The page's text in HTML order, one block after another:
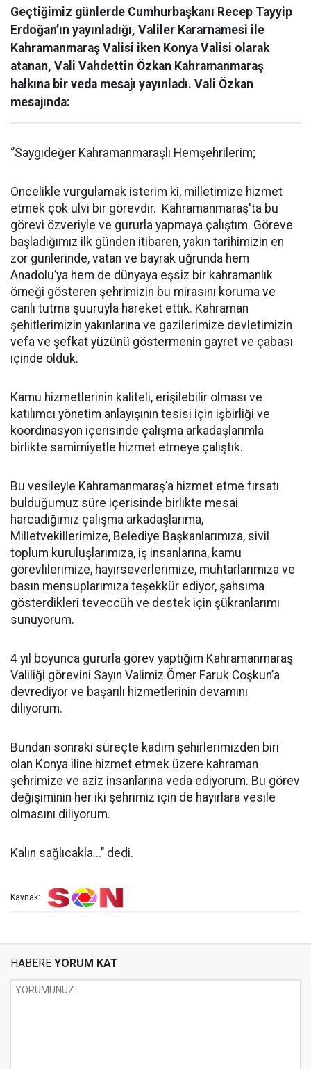
Geçtiğimiz günlerde Cumhurbaşkanı Recep Tayyip
Erdoğan’ın yayınladığı, Valiler Kararnamesi ile
Kahramanmaraş Valisi iken Konya Valisi olarak
atanan, Vali Vahdettin Özkan Kahramanmaraş
halkına bir veda mesajı yayınladı. Vali Özkan
mesajında:
‘’Saygıdeğer Kahramanmaraşlı Hemşehrilerim;
Öncelikle vurgulamak isterim ki, milletimize hizmet
etmek çok ulvi bir görevdir. Kahramanmaraş'ta bu
görevi özveriyle ve gururla yapmaya çalıştım. Göreve
başladığımız ilk günden itibaren, yakın tarihimizin en
zor günlerinde, vatan ve bayrak uğrunda hem
Anadolu’ya hem de dünyaya eşsiz bir kahramanlık
örneği gösteren şehrimizin bu mirasını koruma ve
canlı tutma şuuruyla hareket ettik. Kahraman
şehitlerimizin yakınlarına ve gazilerimize devletimizin
vefa ve şefkat yüzünü göstermenin gayret ve çabası
içinde olduk.
Kamu hizmetlerinin kaliteli, erişilebilir olması ve
katılımcı yönetim anlayışının tesisi için işbirliği ve
koordinasyon içerisinde çalışma arkadaşlarımla
birlikte samimiyetle hizmet etmeye çalıştık.
Bu vesileyle Kahramanmaraş’a hizmet etme fırsatı
bulduğumuz süre içerisinde birlikte mesai
harcadığımız çalışma arkadaşlarıma,
Milletvekillerimize, Belediye Başkanlarımıza, sivil
toplum kuruluşlarımıza, iş insanlarına, kamu
görevlilerimize, hayırseverlerimize, muhtarlarımıza ve
basın mensuplarımıza teşekkür ediyor, şahsıma
gösterdikleri teveccüh ve destek için şükranlarımı
sunuyorum.
4 yıl boyunca gururla görev yaptığım Kahramanmaraş
Valiliği görevini Sayın Valimiz Ömer Faruk Coşkun’a
devrediyor ve başarılı hizmetlerinin devamını
diliyorum.
Bundan sonraki süreçte kadim şehirlerimizden biri
olan Konya iline hizmet etmek üzere kahraman
şehrimize ve aziz insanlarına veda ediyorum. Bu görev
değişiminin her iki şehrimiz için de hayırlara vesile
olmasını diliyorum.
Kalın sağlıcakla...’’ dedi.
Kaynak:
HABERE YORUM KAT